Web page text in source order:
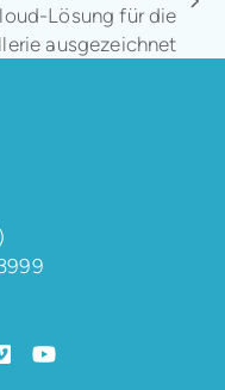
Lösung für die
ausgezeichnet
VimeoYouTube